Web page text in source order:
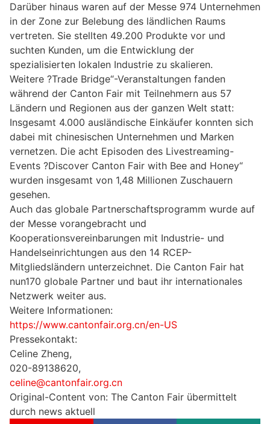
Darüber hinaus waren auf der Messe 974 Unternehmen
in der Zone zur Belebung des ländlichen Raums
vertreten. Sie stellten 49.200 Produkte vor und
suchten Kunden, um die Entwicklung der
spezialisierten lokalen Industrie zu skalieren.
Weitere ?Trade Bridge“-Veranstaltungen fanden
während der Canton Fair mit Teilnehmern aus 57
Ländern und Regionen aus der ganzen Welt statt:
Insgesamt 4.000 ausländische Einkäufer konnten sich
dabei mit chinesischen Unternehmen und Marken
vernetzen. Die acht Episoden des Livestreaming-
Events ?Discover Canton Fair with Bee and Honey“
wurden insgesamt von 1,48 Millionen Zuschauern
gesehen.
Auch das globale Partnerschaftsprogramm wurde auf
der Messe vorangebracht und
Kooperationsvereinbarungen mit Industrie- und
Handelseinrichtungen aus den 14 RCEP-
Mitgliedsländern unterzeichnet. Die Canton Fair hat
nun170 globale Partner und baut ihr internationales
Netzwerk weiter aus.
Weitere Informationen:
https://www.cantonfair.org.cn/en-US
Pressekontakt:
Celine Zheng,
020-89138620,
celine@cantonfair.org.cn
Original-Content von: The Canton Fair übermittelt
durch news aktuell